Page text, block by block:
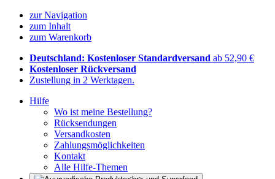
zur Navigation
zum Inhalt
zum Warenkorb
Deutschland: Kostenloser Standardversand ab 52,90 €
Kostenloser Rückversand
Zustellung in 2 Werktagen.
Hilfe
Wo ist meine Bestellung?
Rücksendungen
Versandkosten
Zahlungsmöglichkeiten
Kontakt
Alle Hilfe-Themen